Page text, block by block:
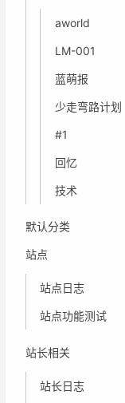
aworld
LM-001
蓝萌报
少走弯路计划
#1
回忆
技术
默认分类
站点
站点日志
站点功能测试
站长相关
站长日志